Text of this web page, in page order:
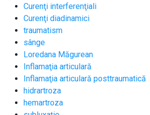
Curenţi interferenţiali
Curenţi diadinamici
traumatism
sânge
Loredana Măgurean
Inflamaţia articulară
Inflamaţia articulară posttraumatică
hidrartroza
hemartroza